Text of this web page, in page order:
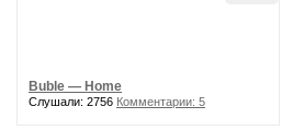
Buble — Home
Слушали: 2756 Комментарии: 5